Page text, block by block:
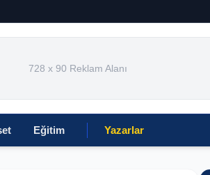
728 x 90 Reklam Alanı
Eğitim Yazarlar